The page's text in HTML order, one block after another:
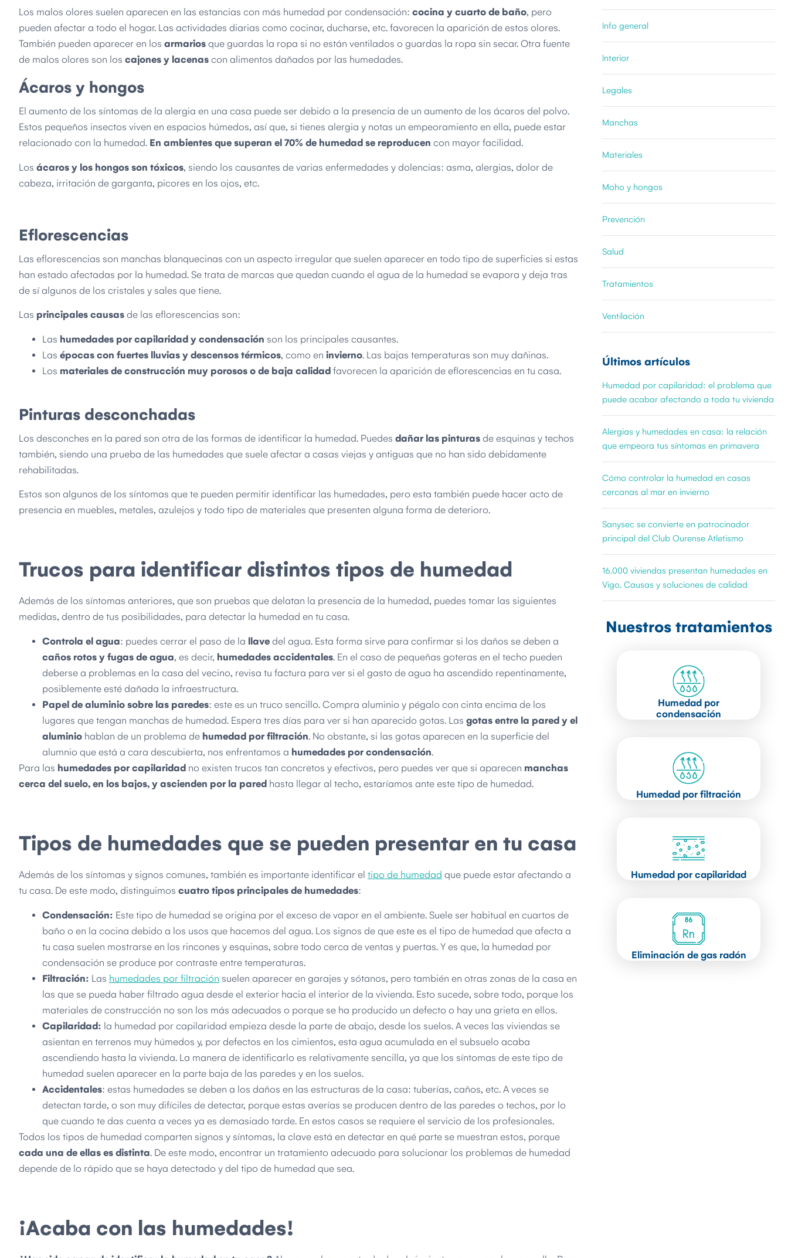
Los malos olores suelen aparecen en las estancias con más humedad por condensación: cocina y cuarto de baño, pero
pueden afectar a todo el hogar. Las actividades diarias como cocinar, ducharse, etc. favorecen la aparición de estos olores.
También pueden aparecer en los armarios que guardas la ropa si no están ventilados o guardas la ropa sin secar. Otra fuente
de malos olores son los cajones y lacenas con alimentos dañados por las humedades.
Ácaros y hongos
El aumento de los síntomas de la alergia en una casa puede ser debido a la presencia de un aumento de los ácaros del polvo.
Estos pequeños insectos viven en espacios húmedos, así que, si tienes alergia y notas un empeoramiento en ella, puede estar
relacionado con la humedad. En ambientes que superan el 70% de humedad se reproducen con mayor facilidad.
Los ácaros y los hongos son tóxicos, siendo los causantes de varias enfermedades y dolencias: asma, alergias, dolor de
cabeza, irritación de garganta, picores en los ojos, etc.
Eflorescencias
Las eflorescencias son manchas blanquecinas con un aspecto irregular que suelen aparecer en todo tipo de superficies si estas
han estado afectadas por la humedad. Se trata de marcas que quedan cuando el agua de la humedad se evapora y deja tras
de sí algunos de los cristales y sales que tiene.
Las principales causas de las eflorescencias son:
Las humedades por capilaridad y condensación son los principales causantes.
Las épocas con fuertes lluvias y descensos térmicos, como en invierno. Las bajas temperaturas son muy dañinas.
Los materiales de construcción muy porosos o de baja calidad favorecen la aparición de eflorescencias en tu casa.
Pinturas desconchadas
Los desconches en la pared son otra de las formas de identificar la humedad. Puedes dañar las pinturas de esquinas y techos
también, siendo una prueba de las humedades que suele afectar a casas viejas y antiguas que no han sido debidamente
rehabilitadas.
Estos son algunos de los síntomas que te pueden permitir identificar las humedades, pero esta también puede hacer acto de
presencia en muebles, metales, azulejos y todo tipo de materiales que presenten alguna forma de deterioro.
Trucos para identificar distintos tipos de humedad
Además de los síntomas anteriores, que son pruebas que delatan la presencia de la humedad, puedes tomar las siguientes
medidas, dentro de tus posibilidades, para detectar la humedad en tu casa.
Controla el agua: puedes cerrar el paso de la llave del agua. Esta forma sirve para confirmar si los daños se deben a
caños rotos y fugas de agua, es decir, humedades accidentales. En el caso de pequeñas goteras en el techo pueden
deberse a problemas en la casa del vecino, revisa tu factura para ver si el gasto de agua ha ascendido repentinamente,
posiblemente esté dañada la infraestructura.
Papel de aluminio sobre las paredes: este es un truco sencillo. Compra aluminio y pégalo con cinta encima de los
lugares que tengan manchas de humedad. Espera tres días para ver si han aparecido gotas. Las gotas entre la pared y el
aluminio hablan de un problema de humedad por filtración. No obstante, si las gotas aparecen en la superficie del
alumnio que está a cara descubierta, nos enfrentamos a humedades por condensación.
Para las humedades por capilaridad no existen trucos tan concretos y efectivos, pero puedes ver que si aparecen manchas
cerca del suelo, en los bajos, y ascienden por la pared hasta llegar al techo, estaríamos ante este tipo de humedad.
Tipos de humedades que se pueden presentar en tu casa
Además de los síntomas y signos comunes, también es importante identificar el tipo de humedad que puede estar afectando a
tu casa. De este modo, distinguimos cuatro tipos principales de humedades:
Condensación: Este tipo de humedad se origina por el exceso de vapor en el ambiente. Suele ser habitual en cuartos de
baño o en la cocina debido a los usos que hacemos del agua. Los signos de que este es el tipo de humedad que afecta a
tu casa suelen mostrarse en los rincones y esquinas, sobre todo cerca de ventas y puertas. Y es que, la humedad por
condensación se produce por contraste entre temperaturas.
Filtración: Las humedades por filtración suelen aparecer en garajes y sótanos, pero también en otras zonas de la casa en
las que se pueda haber filtrado agua desde el exterior hacia el interior de la vivienda. Esto sucede, sobre todo, porque los
materiales de construcción no son los más adecuados o porque se ha producido un defecto o hay una grieta en ellos.
Capilaridad: la humedad por capilaridad empieza desde la parte de abajo, desde los suelos. A veces las viviendas se
asientan en terrenos muy húmedos y, por defectos en los cimientos, esta agua acumulada en el subsuelo acaba
ascendiendo hasta la vivienda. La manera de identificarlo es relativamente sencilla, ya que los síntomas de este tipo de
humedad suelen aparecer en la parte baja de las paredes y en los suelos.
Accidentales: estas humedades se deben a los daños en las estructuras de la casa: tuberías, caños, etc. A veces se
detectan tarde, o son muy difíciles de detectar, porque estas averías se producen dentro de las paredes o techos, por lo
que cuando te das cuenta a veces ya es demasiado tarde. En estos casos se requiere el servicio de los profesionales.
Todos los tipos de humedad comparten signos y síntomas, la clave está en detectar en qué parte se muestran estos, porque
cada una de ellas es distinta. De este modo, encontrar un tratamiento adecuado para solucionar los problemas de humedad
depende de lo rápido que se haya detectado y del tipo de humedad que sea.
¡Acaba con las humedades!
Info general
Interior
Legales
Manchas
Materiales
Moho y hongos
Prevención
Salud
Tratamientos
Ventilación
Últimos artículos
Humedad por capilaridad: el problema que
puede acabar afectando a toda tu vivienda
Alergias y humedades en casa: la relación
que empeora tus síntomas en primavera
Cómo controlar la humedad en casas
cercanas al mar en invierno
Sanysec se convierte en patrocinador
principal del Club Ourense Atletismo
16.000 viviendas presentan humedades en
Vigo. Causas y soluciones de calidad
Nuestros tratamientos
Humedad por
condensación
Humedad por filtración
Humedad por capilaridad
Eliminación de gas radón